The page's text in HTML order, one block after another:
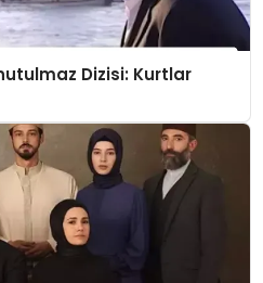
Dizisi: Kurtlar